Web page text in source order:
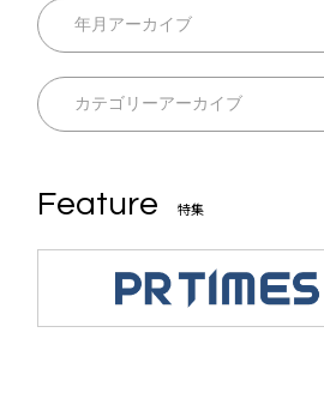
Feature 特集